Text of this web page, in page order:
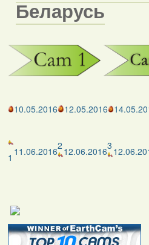
Беларусь
10.05.2016 12.05.2016
1 11.06.20162 12.06.20163